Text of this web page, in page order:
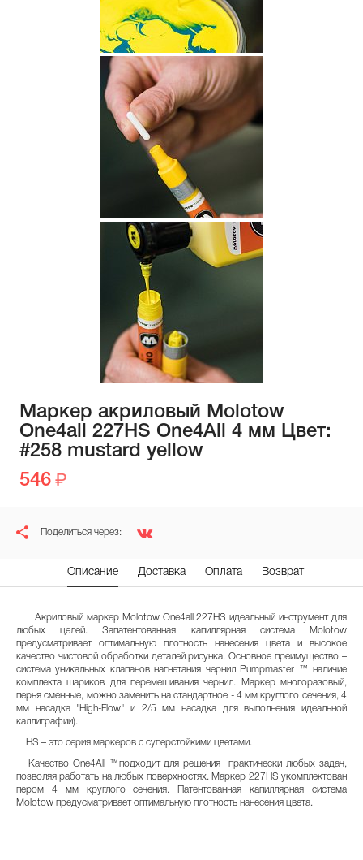
Маркер акриловый Molotow
One4all 227HS One4All 4 мм Цвет:
#258 mustard yellow
546
Поделиться через:
Описание Доставка Оплата Возврат
Акриловый маркер Molotow One4all 227HS идеальный инструмент для
любых целей. Запатентованная капиллярная система Molotow
предусматривает оптимальную плотность нанесения цвета и высокое
качество чистовой обработки деталей рисунка. Основное преимущество –
система уникальных клапанов нагнетания чернил Pumpmaster ™ наличие
комплекта шариков для перемешивания чернил. Маркер многоразовый,
перья сменные, можно заменить на стандартное - 4 мм круглого сечения, 4
мм насадка "High-Flow" и 2/5 мм насадка для выполнения идеальной
каллиграфии).
HS – это серия маркеров с суперстойкими цветами.
Качество One4All ™подходит для решения практически любых задач,
позволяя работать на любых поверхностях. Маркер 227HS укомплектован
пером 4 мм круглого сечения. Патентованная капиллярная система
Molotow предусматривает оптимальную плотность нанесения цвета.